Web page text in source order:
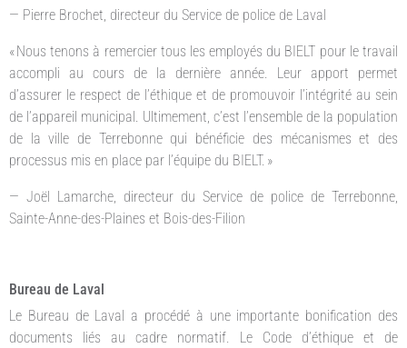
— Pierre Brochet, directeur du Service de police de Laval
« Nous tenons à remercier tous les employés du BIELT pour le travail
accompli au cours de la dernière année. Leur apport permet
d’assurer le respect de l’éthique et de promouvoir l’intégrité au sein
de l’appareil municipal. Ultimement, c’est l’ensemble de la population
de la ville de Terrebonne qui bénéficie des mécanismes et des
processus mis en place par l’équipe du BIELT. »
— Joël Lamarche, directeur du Service de police de Terrebonne,
Sainte-Anne-des-Plaines et Bois-des-Filion
Bureau de Laval
Le Bureau de Laval a procédé à une importante bonification des
documents liés au cadre normatif. Le Code d’éthique et de